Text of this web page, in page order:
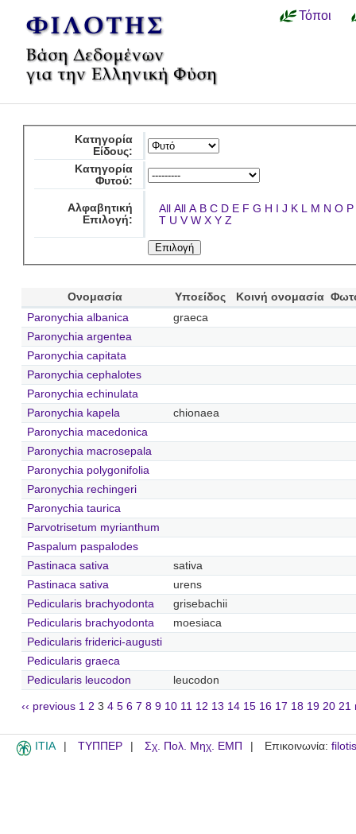
Τόποι
Κατηγορία
Είδους:
Κατηγορία
Φυτού:
Αλφαβητική
Επιλογή:
All All A B C D E F G H I J K L M N O P
T U V W X Y Z
Ονομασία Υποείδος Κοινή ονομασία
Paronychia albanica
graeca
Paronychia argentea
Paronychia capitata
Paronychia cephalotes
Paronychia echinulata
Paronychia kapela
chionaea
Paronychia macedonica
Paronychia macrosepala
Paronychia polygonifolia
Paronychia rechingeri
Paronychia taurica
Parvotrisetum myrianthum
Paspalum paspalodes
Pastinaca sativa
sativa
Pastinaca sativa
urens
Pedicularis brachyodonta
grisebachii
Pedicularis brachyodonta
moesiaca
Pedicularis friderici-augusti
Pedicularis graeca
Pedicularis leucodon
leucodon
‹‹ previous 1 2 3 4 5 6 7 8 9 10 11 12 13 14 15 16 17 18 19 20 21
ITIA ΤΥΠΠΕΡ Σχ. Πολ. Μηχ. ΕΜΠ Επικοινωνία: